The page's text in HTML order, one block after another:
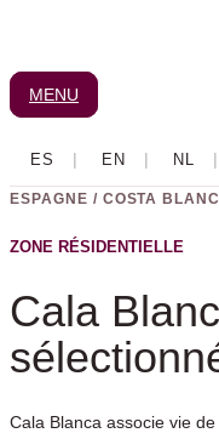
contenu
MENU
ESPAGNE / COSTA
ZONE RÉSIDENTIELLE
Cala
Cala Blanca associe vie